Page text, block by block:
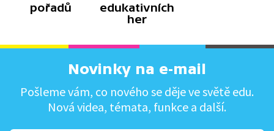
pořadů
edukativních
her
Novinky na e-mail
Pošleme vám, co nového se děje ve světě edu.
Nová videa, témata, funkce a další.